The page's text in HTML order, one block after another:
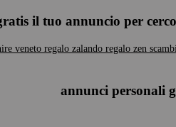
il tuo annuncio per
veneto regalo zalando regalo zen
annunci personali